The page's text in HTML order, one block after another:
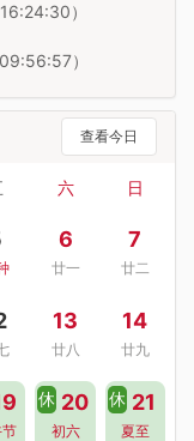
）
）
查看今日
六 日
6
廿一
7
廿二
13
廿八
14
廿九
休 20
初六
休 21
夏至